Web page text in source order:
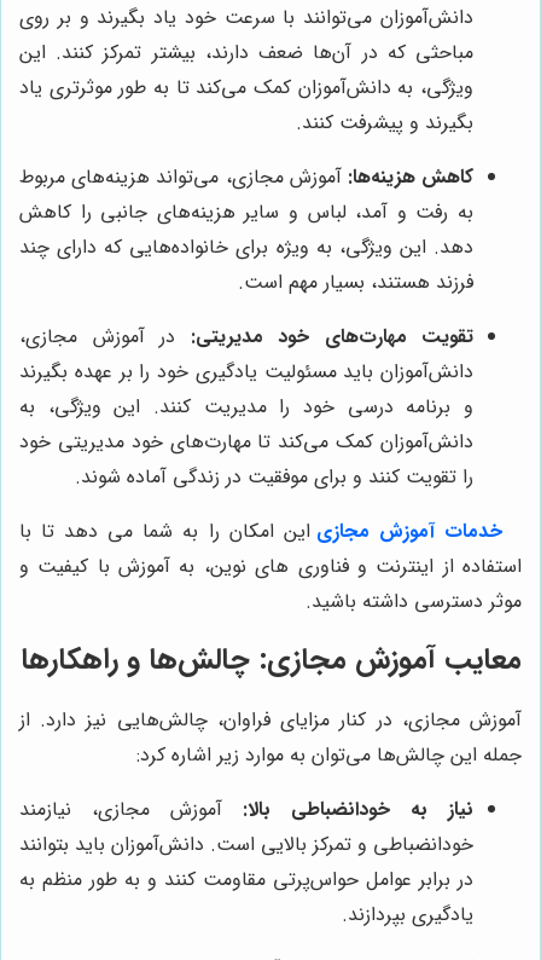
دانش‌آموزان می‌توانند با سرعت خود یاد بگیرند و بر روی
مباحثی که در آن‌ها ضعف دارند، بیشتر تمرکز کنند. این
ویژگی، به دانش‌آموزان کمک می‌کند تا به طور موثرتری یاد
بگیرند و پیشرفت کنند.
کاهش هزینه‌ها: آموزش مجازی، می‌تواند هزینه‌های مربوط
به رفت و آمد، لباس و سایر هزینه‌های جانبی را کاهش
دهد. این ویژگی، به ویژه برای خانواده‌هایی که دارای چند
فرزند هستند، بسیار مهم است.
تقویت مهارت‌های خود مدیریتی: در آموزش مجازی،
دانش‌آموزان باید مسئولیت یادگیری خود را بر عهده بگیرند
و برنامه درسی خود را مدیریت کنند. این ویژگی، به
دانش‌آموزان کمک می‌کند تا مهارت‌های خود مدیریتی خود
را تقویت کنند و برای موفقیت در زندگی آماده شوند.
خدمات آموزش مجازی این امکان را به شما می دهد تا با
استفاده از اینترنت و فناوری های نوین، به آموزش با کیفیت و
موثر دسترسی داشته باشید.
معایب آموزش مجازی: چالش‌ها و راهکارها
آموزش مجازی، در کنار مزایای فراوان، چالش‌هایی نیز دارد. از
جمله این چالش‌ها می‌توان به موارد زیر اشاره کرد:
نیاز به خودانضباطی بالا: آموزش مجازی، نیازمند
خودانضباطی و تمرکز بالایی است. دانش‌آموزان باید بتوانند
در برابر عوامل حواس‌پرتی مقاومت کنند و به طور منظم به
یادگیری بپردازند.